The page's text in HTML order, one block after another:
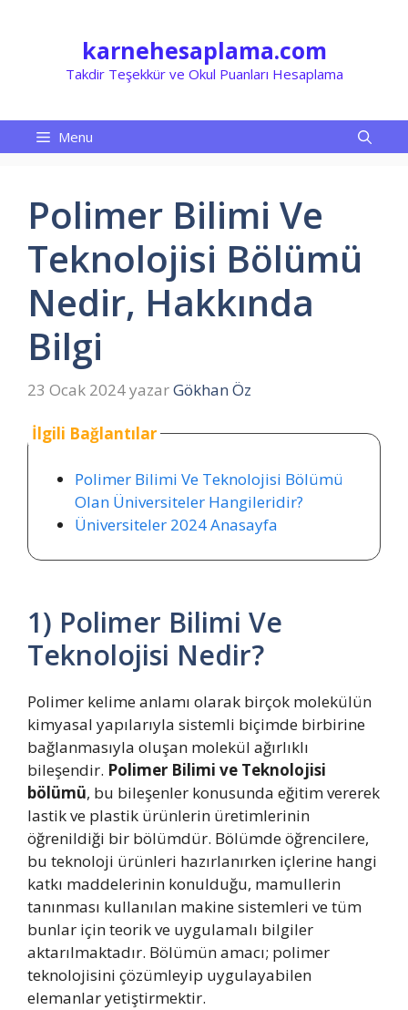
karnehesaplama.com
Takdir Teşekkür ve Okul Puanları Hesaplama
Menu
Polimer Bilimi Ve
Teknolojisi Bölümü
Nedir, Hakkında
Bilgi
23 Ocak 2024yazarGökhan Öz
İlgili Bağlantılar
Polimer Bilimi Ve Teknolojisi Bölümü
Olan Üniversiteler Hangileridir?
Üniversiteler 2024 Anasayfa
1) Polimer Bilimi Ve
Teknolojisi Nedir?
Polimer kelime anlamı olarak birçok molekülün
kimyasal yapılarıyla sistemli biçimde birbirine
bağlanmasıyla oluşan molekül ağırlıklı
bileşendir. Polimer Bilimi ve Teknolojisi
bölümü, bu bileşenler konusunda eğitim vererek
lastik ve plastik ürünlerin üretimlerinin
öğrenildiği bir bölümdür. Bölümde öğrencilere,
bu teknoloji ürünleri hazırlanırken içlerine hangi
katkı maddelerinin konulduğu, mamullerin
tanınması kullanılan makine sistemleri ve tüm
bunlar için teorik ve uygulamalı bilgiler
aktarılmaktadır. Bölümün amacı; polimer
teknolojisini çözümleyip uygulayabilen
elemanlar yetiştirmektir.